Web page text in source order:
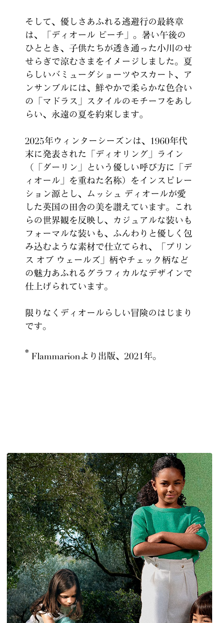
そして、優しさあふれる逃避行の最終章
は、「ディオール ビーチ」。暑い午後の
ひととき、子供たちが透き通った小川のせ
せらぎで涼むさまをイメージしました。夏
らしいバミューダショーツやスカート、ア
ンサンブルには、鮮やかで柔らかな色合い
の「マドラス」スタイルのモチーフをあし
らい、永遠の夏を約束します。
2025年ウィンターシーズンは、1960年代
末に発表された「ディオリング」ライン
（「ダーリン」という優しい呼び方に「デ
ィオール」を重ねた名称）をインスピレー
ション源とし、ムッシュ ディオールが愛
した英国の田舎の美を讃えています。これ
らの世界観を反映し、カジュアルな装いも
フォーマルな装いも、ふんわりと優しく包
み込むような素材で仕立てられ、「プリン
ス オブ ウェールズ」柄やチェック柄など
の魅力あふれるグラフィカルなデザインで
仕上げられています。
限りなくディオールらしい冒険のはじまり
です。
* Flammarionより出版、2021年。